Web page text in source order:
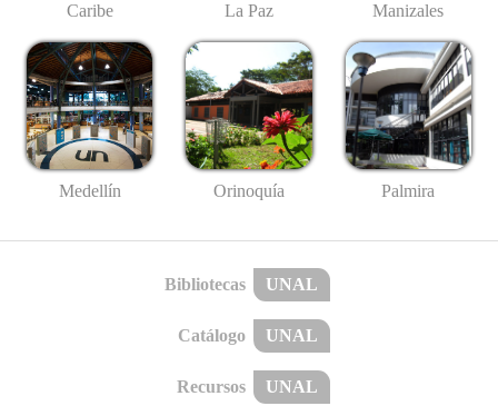
Caribe La Paz Manizales
Medellín Orinoquía Palmira
Bibliotecas UNAL
Catálogo UNAL
Recursos UNAL